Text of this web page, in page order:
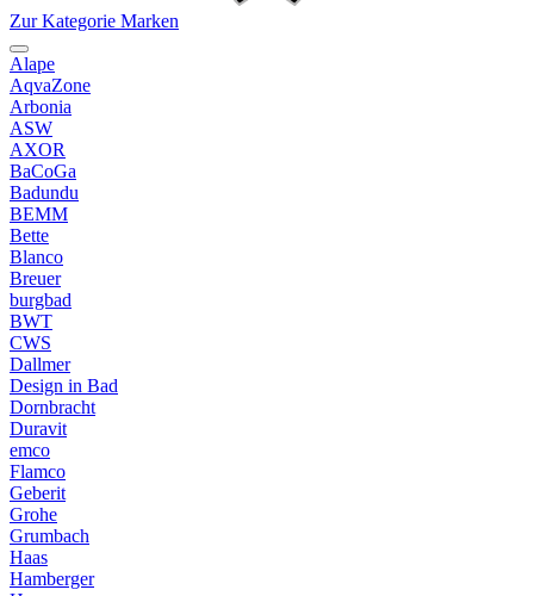
Zur Kategorie Marken
Alape
AqvaZone
Arbonia
ASW
AXOR
BaCoGa
Badundu
BEMM
Bette
Blanco
Breuer
burgbad
BWT
CWS
Dallmer
Design in Bad
Dornbracht
Duravit
emco
Flamco
Geberit
Grohe
Grumbach
Haas
Hamberger